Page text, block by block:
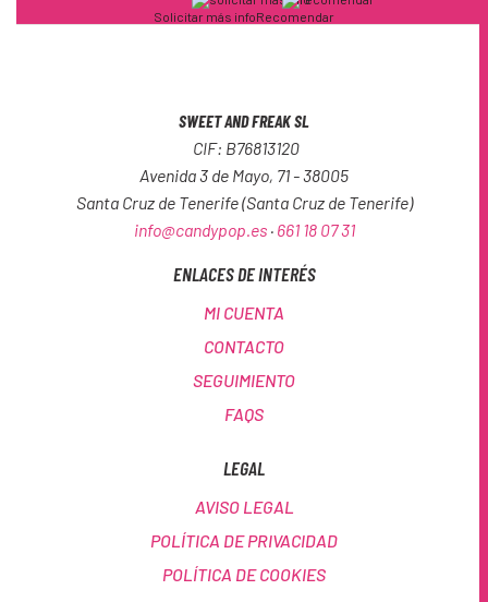
Solicitar más infoRecomendar
SWEET AND FREAK SL
CIF: B76813120
Avenida 3 de Mayo, 71 - 38005
Santa Cruz de Tenerife (Santa Cruz de Tenerife)
info@candypop.es· 661 18 07 31
ENLACES DE INTERÉS
MI CUENTA
CONTACTO
SEGUIMIENTO
FAQS
LEGAL
AVISO LEGAL
POLÍTICA DE PRIVACIDAD
POLÍTICA DE COOKIES